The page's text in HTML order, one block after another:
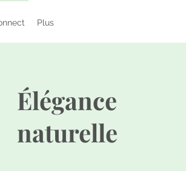
Plus
Élégance
naturelle